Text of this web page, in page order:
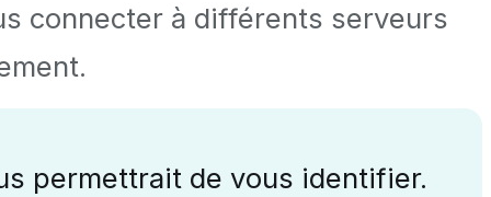
connecter à différents serveurs
permettrait de vous identifier.